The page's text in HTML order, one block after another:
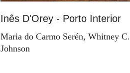
Inês D'Orey - Porto Interior
Maria do Carmo Serén, Whitney C.
Johnson